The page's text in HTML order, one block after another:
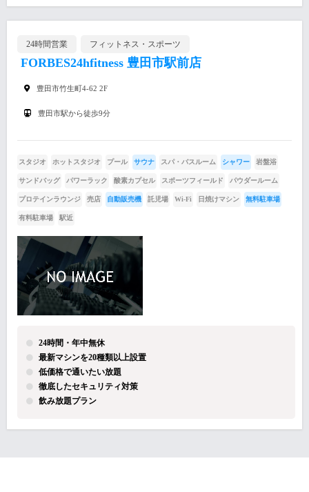
24時間営業 フィットネス・スポーツ
FORBES24hfitness 豊田市駅前店
豊田市竹生町4-62 2F
豊田市駅から徒歩9分
スタジオ ホットスタジオ プール サウナ スパ・バスルーム シャワー 岩盤浴
サンドバッグ パワーラック 酸素カプセル スポーツフィールド パウダールーム
プロテインラウンジ 売店 自動販売機 託児場 Wi-Fi 日焼けマシン 無料駐車場
有料駐車場 駅近
24時間・年中無休
最新マシンを20種類以上設置
低価格で通いたい放題
徹底したセキュリティ対策
飲み放題プラン